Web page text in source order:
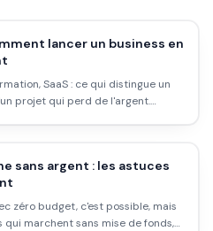
lancer un business en
SaaS : ce qui distingue un
projet qui perd de l'argent.
sans argent : les astuces
zéro budget, c'est possible, mais
qui marchent sans mise de fonds,